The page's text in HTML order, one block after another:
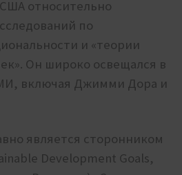
относительно
по
и «теории
Он широко освещался в
включая Джимми Дора и
является сторонником
Development Goals,